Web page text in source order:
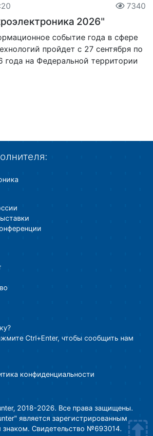
7340
2026"
событие года в сфере
пройдет с 27 сентября по
года на Федеральной территории
Ctrl+Enter, чтобы сообщить нам
конфиденциальности
2018-2026. Все права защищены.
является зарегистрированным
знаком. Свидетельство №693014.